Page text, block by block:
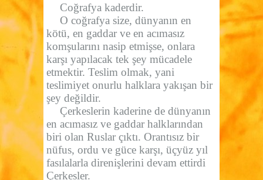
Coğrafya kaderdir.
O coğrafya size, dünyanın en
kötü, en gaddar ve en acımasız
komşularını nasip etmişse, onlara
karşı yapılacak tek şey mücadele
etmektir. Teslim olmak, yani
teslimiyet onurlu halklara yakışan bir
şey değildir.
Çerkeslerin kaderine de dünyanın
en acımasız ve gaddar halklarından
biri olan Ruslar çıktı. Orantısız bir
nüfus, ordu ve güce karşı, üçyüz yıl
fasılalarla direnişlerini devam ettirdi
Çerkesler.